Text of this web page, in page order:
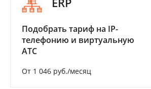
Подобрать тариф на IP-
телефонию и виртуальную
АТС
От 1 046 руб./месяц